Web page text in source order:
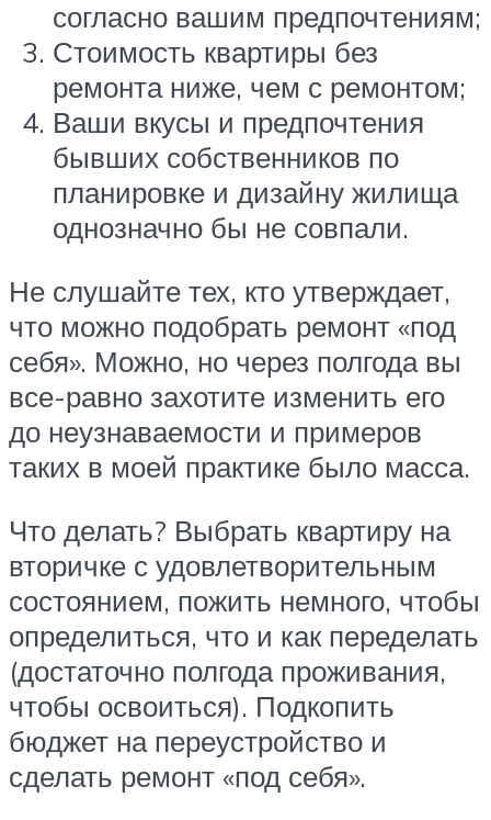
согласно вашим предпочтениям;
Стоимость квартиры без
ремонта ниже, чем с ремонтом;
Ваши вкусы и предпочтения
бывших собственников по
планировке и дизайну жилища
однозначно бы не совпали.
Не слушайте тех, кто утверждает,
что можно подобрать ремонт «под
себя». Можно, но через полгода вы
все-равно захотите изменить его
до неузнаваемости и примеров
таких в моей практике было масса.
Что делать? Выбрать квартиру на
вторичке с удовлетворительным
состоянием, пожить немного, чтобы
определиться, что и как переделать
(достаточно полгода проживания,
чтобы освоиться). Подкопить
бюджет на переустройство и
сделать ремонт «под себя».